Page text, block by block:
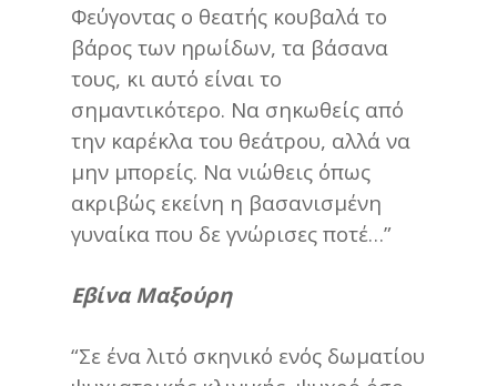
Φεύγοντας ο θεατής κουβαλά το
βάρος των ηρωίδων, τα βάσανα
τους, κι αυτό είναι το
σημαντικότερο. Να σηκωθείς από
την καρέκλα του θεάτρου, αλλά να
μην μπορείς. Να νιώθεις όπως
ακριβώς εκείνη η βασανισμένη
γυναίκα που δε γνώρισες ποτέ…”
Εβίνα Μαξούρη
“Σε ένα λιτό σκηνικό ενός δωματίου